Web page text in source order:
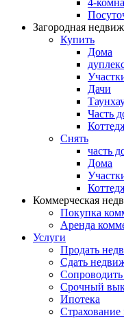
4-
Загородная
Купить
Дома
Дачи
Часть
Снять
часть
Дома
Коммерческая
Покупка
Аренда
Услуги
Продать
Сдать
Сопроводить
Срочный
Ипотека